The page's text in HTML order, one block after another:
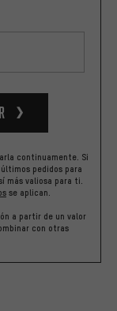
continuamente. Si
pedidos para
más valiosa para ti.
se aplican.
a partir de un valor
con otras